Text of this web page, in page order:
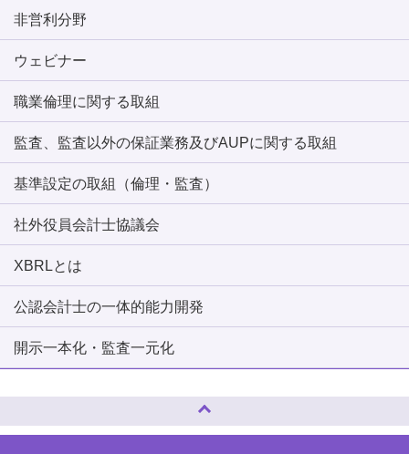
非営利分野
ウェビナー
職業倫理に関する取組
監査、監査以外の保証業務及びAUPに関する取組
基準設定の取組（倫理・監査）
社外役員会計士協議会
XBRLとは
公認会計士の一体的能力開発
開示一本化・監査一元化